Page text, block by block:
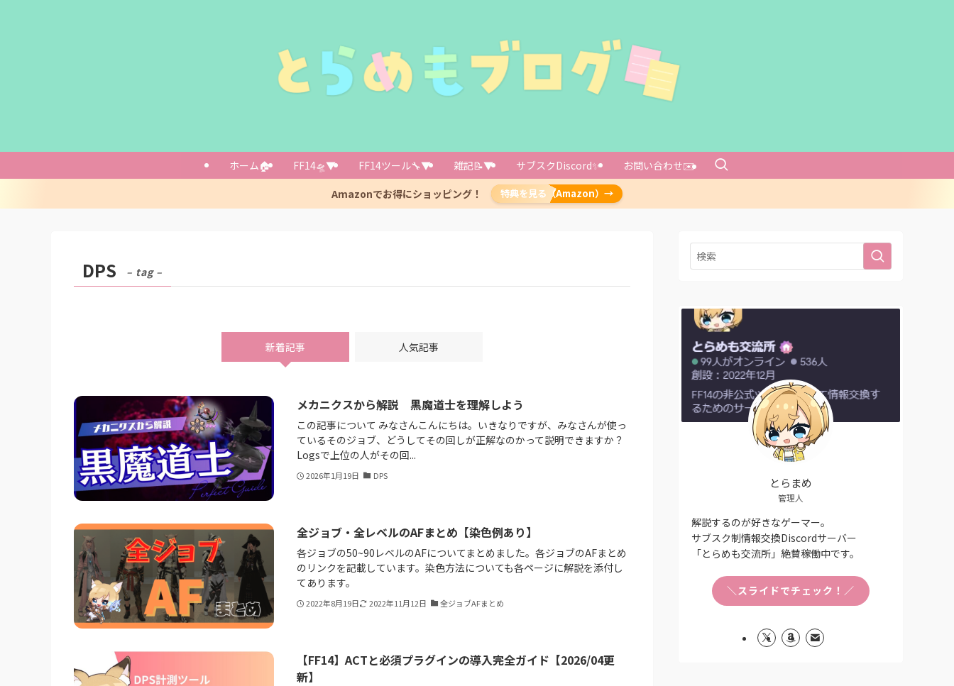
ホーム🏠 FF14🛸▼ FF14ツール🔧▼ 雑記📝▼ サブスクDiscord✨️
お問い合わせ✉️
Amazonでお得にショッピング！
特典を見る（Amazon）→
DPS – tag –
新着記事 人気記事
メカニクスから解説 黒魔道士を理解しよう
この記事について みなさんこんにちは。いきなりですが、みなさんが使っ
ているそのジョブ、どうしてその回しが正解なのかって説明できますか？
Logsで上位の人がその回...
2026年1月19日 DPS
全ジョブ・全レベルのAFまとめ【染色例あり】
各ジョブの50~90レベルのAFについてまとめました。各ジョブのAFまとめ
のリンクを記載しています。染色方法についても各ページに解説を添付し
てあります。
2022年8月19日 2022年11月12日 全ジョブAFまとめ
【FF14】ACTと必須プラグインの導入完全ガイド【2026/04更
新】
とらまめ
管理人
解説するのが好きなゲーマー。
サブスク制情報交換Discordサーバー
「とらめも交流所」絶賛稼働中です。
＼スライドでチェック！／